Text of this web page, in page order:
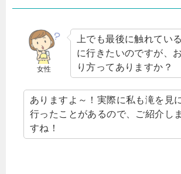
女性
上でも最後に触れてい
に行きたいのですが、
り方ってありますか？
ありますよ～！実際に私も滝を見
行ったことがあるので、ご紹介しま
すね！